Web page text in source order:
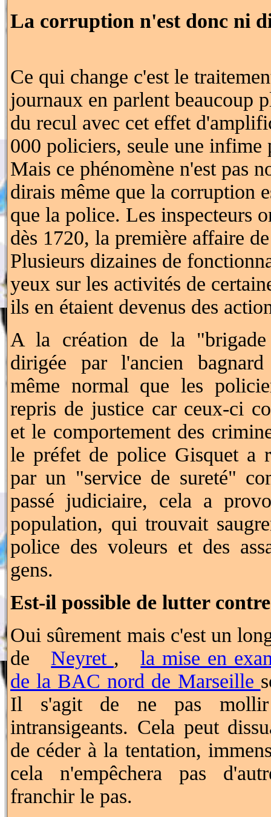
La corruption n'est donc ni
Ce qui change c'est le
journaux en parlent beaucoup
du recul avec cet effet
000 policiers, seule une infime
Mais ce phénomène n'est pas
dirais même que la corruption
que la police. Les inspecteurs
dès 1720, la première affaire
Plusieurs dizaines de
yeux sur les activités de
ils en étaient devenus des
A la création de la
dirigée par l'ancien
même normal que les
repris de justice car ceux-ci
et le comportement des
le préfet de police Gisquet a
par un "service de sureté"
passé judiciaire, cela a
population, qui trouvait
police des voleurs et des
gens.
Est-il possible de lutter
Oui sûrement mais c'est un
de Neyret ,la mise en
de la BAC nord de Marseille
Il s'agit de ne pas
intransigeants. Cela peut
de céder à la tentation,
cela n'empêchera pas
franchir le pas.